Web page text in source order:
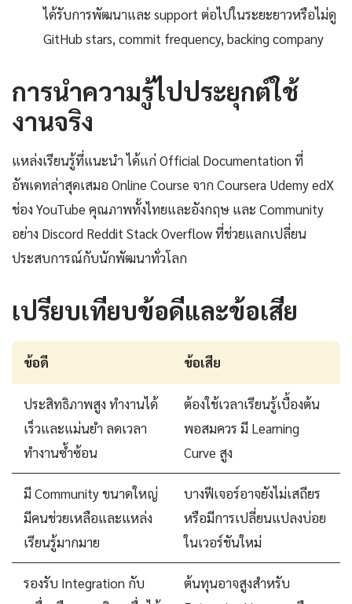
ได้รับการพัฒนาและ support ต่อไปในระยะยาวหรือไม่ดู
GitHub stars, commit frequency, backing company
การนำความรู้ไปประยุกต์ใช้
งานจริง
แหล่งเรียนรู้ที่แนะนำ ได้แก่ Official Documentation ที่
อัพเดทล่าสุดเสมอ Online Course จาก Coursera Udemy edX
ช่อง YouTube คุณภาพทั้งไทยและอังกฤษ และ Community
อย่าง Discord Reddit Stack Overflow ที่ช่วยแลกเปลี่ยน
ประสบการณ์กับนักพัฒนาทั่วโลก
เปรียบเทียบข้อดีและข้อเสีย
ข้อดี ข้อเสีย
ประสิทธิภาพสูง ทำงานได้
เร็วและแม่นยำ ลดเวลา
ทำงานซ้ำซ้อน
ต้องใช้เวลาเรียนรู้เบื้องต้น
พอสมควร มี Learning
Curve สูง
มี Community ขนาดใหญ่
มีคนช่วยเหลือและแหล่ง
เรียนรู้มากมาย
บางฟีเจอร์อาจยังไม่เสถียร
หรือมีการเปลี่ยนแปลงบ่อย
ในเวอร์ชันใหม่
รองรับ Integration กับ
ต้นทุนอาจสูงสำหรับ